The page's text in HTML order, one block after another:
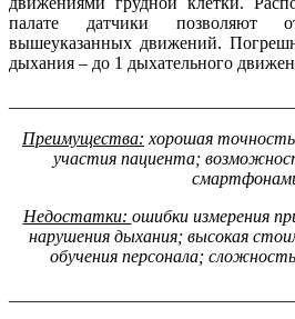
палате датчики позволяют
вышеуказанных движений.
дыхания – до 1 дыхательного
Преимущества: хорошая точность
участия пациента;
Недостатки: ошибки измерения
нарушения дыхания; высокая
обучения персонала;сложность